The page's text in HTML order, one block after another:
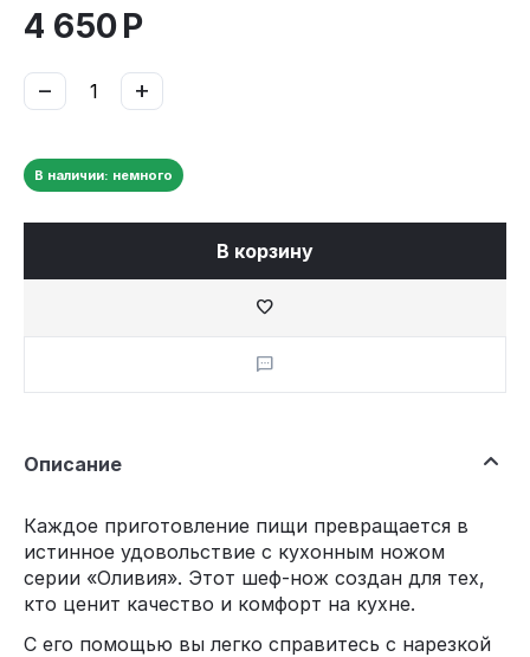
4 650Р
+
−
В наличии: немного
В корзину
Описание
Каждое приготовление пищи превращается в
истинное удовольствие с кухонным ножом
серии «Оливия». Этот шеф-нож создан для тех,
кто ценит качество и комфорт на кухне.
С его помощью вы легко справитесь с нарезкой